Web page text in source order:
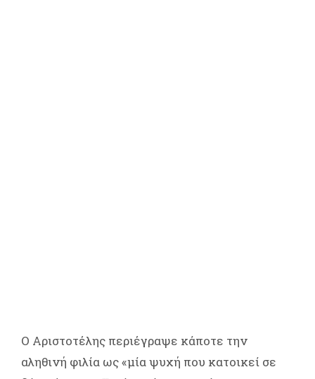
Ο Αριστοτέλης περιέγραψε κάποτε την
αληθινή φιλία ως «μία ψυχή που κατοικεί σε